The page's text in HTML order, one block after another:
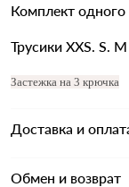
Комплект
Трусики XXS. S. M
Застежка на 3 крючка
Доставка и
Обмен и возврат